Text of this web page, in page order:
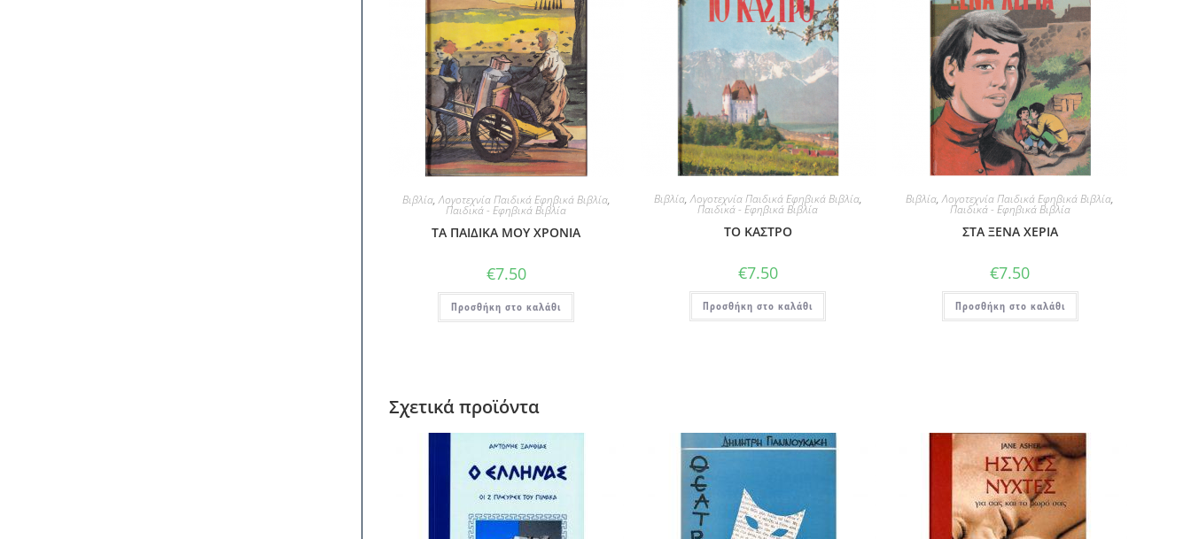
Βιβλία,Λογοτεχνία Παιδικά Εφηβικά Βιβλία,
Παιδικά - Εφηβικά Βιβλία
ΤΑ ΠΑΙΔΙΚΑ ΜΟΥ ΧΡΟΝΙΑ
€7.50
Προσθήκη στο καλάθι
Βιβλία,Λογοτεχνία Παιδικά Εφηβικά Βιβλία,
Παιδικά - Εφηβικά Βιβλία
ΤΟ ΚΑΣΤΡΟ
€7.50
Προσθήκη στο καλάθι
Βιβλία,Λογοτεχνία Παιδικά Εφηβικά Βιβλία,
Παιδικά - Εφηβικά Βιβλία
ΣΤΑ ΞΕΝΑ ΧΕΡΙΑ
€7.50
Προσθήκη στο καλάθι
Σχετικά προϊόντα